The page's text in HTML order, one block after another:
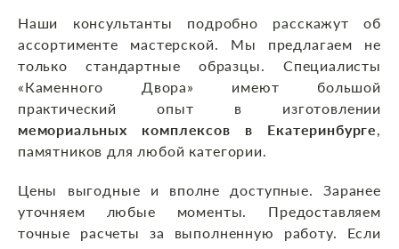
Наши консультанты подробно расскажут об
ассортименте мастерской. Мы предлагаем не
только стандартные образцы. Специалисты
«Каменного Двора» имеют большой
практический опыт в изготовлении
мемориальных комплексов в Екатеринбурге,
памятников для любой категории.
Цены выгодные и вполне доступные. Заранее
уточняем любые моменты. Предоставляем
точные расчеты за выполненную работу. Если